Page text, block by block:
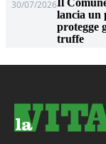
30/07/2026Il
lancia un
protegge
truffe